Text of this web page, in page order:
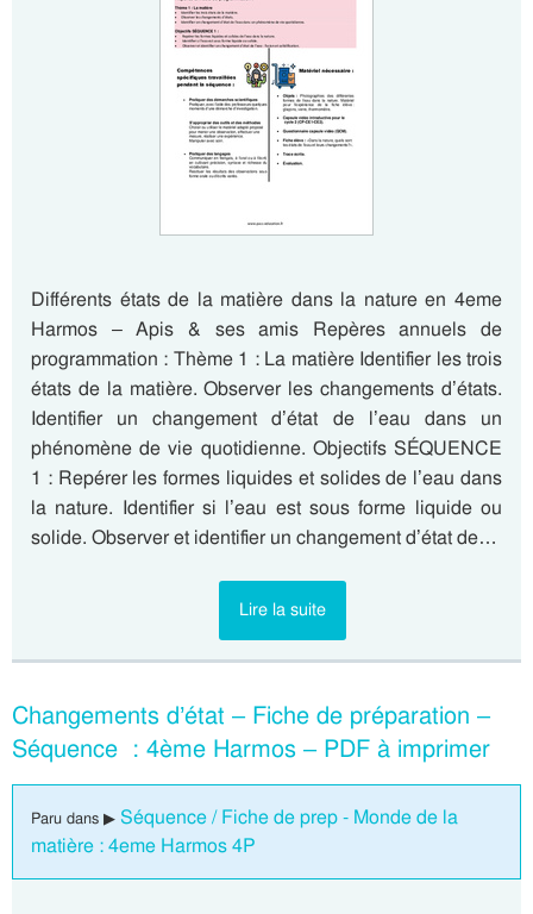
Différents états de la matière dans la nature en 4eme
Harmos – Apis & ses amis Repères annuels de
programmation : Thème 1 : La matière Identifier les trois
états de la matière. Observer les changements d’états.
Identifier un changement d’état de l’eau dans un
phénomène de vie quotidienne. Objectifs SÉQUENCE
1 : Repérer les formes liquides et solides de l’eau dans
la nature. Identifier si l’eau est sous forme liquide ou
solide. Observer et identifier un changement d’état de…
Lire la suite
Changements d’état – Fiche de préparation –
Séquence : 4ème Harmos – PDF à imprimer
Paru dans ▶ Séquence / Fiche de prep - Monde de la
matière : 4eme Harmos 4P